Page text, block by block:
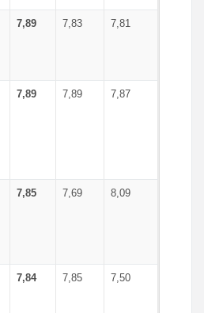
7,89 7,83 7,81
7,89 7,89 7,87
7,85 7,69 8,09
7,84 7,85 7,50